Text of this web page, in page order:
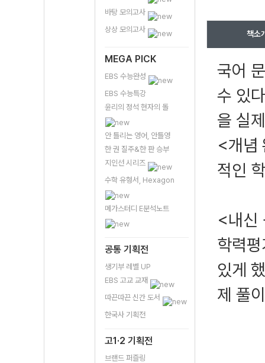
바탕 모의고사
상상 모의고사
MEGA PICK
EBS 수능완성
EBS 수능특강
윤리의 정석 현자의 돌
안 틀리는 영어, 안틀영
한 권 질주&한 판 승부
지인선 시리즈
수학 유형서, Hexagon
메가스터디 E분석노트
공통 기획전
생기부 레벨 UP
EBS 고교 교재
따끈따끈 신간 도서
한국사 기획전
고1·2 기획전
브랜드 퍼즐링
책소
국어
수 있
을 실
<개념
적인
<내신
학력
있게
제 풀